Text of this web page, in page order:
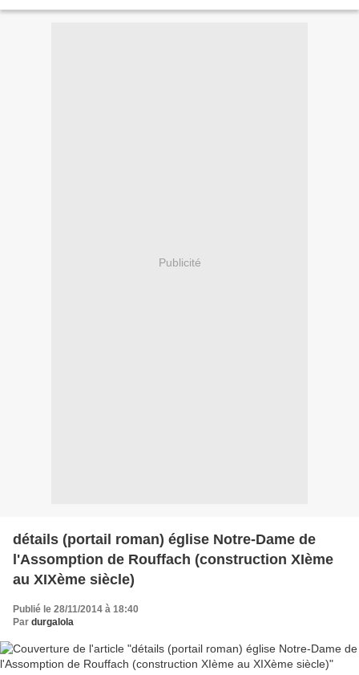
Publicité
détails (portail roman) église Notre-Dame de
l'Assomption de Rouffach (construction XIème
au XIXème siècle)
Publié le 28/11/2014 à 18:40
Par durgalola